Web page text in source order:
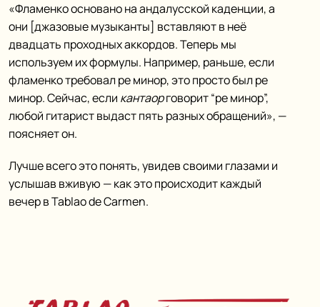
«Фламенко основано на андалусской каденции, а
они [джазовые музыканты] вставляют в неё
двадцать проходных аккордов. Теперь мы
используем их формулы. Например, раньше, если
фламенко требовал ре минор, это просто был ре
минор. Сейчас, если кантаорговорит “ре минор”,
любой гитарист выдаст пять разных обращений», —
поясняет он.
Лучше всего это понять, увидев своими глазами и
услышав вживую — как это происходит каждый
вечер в Tablao de Carmen.